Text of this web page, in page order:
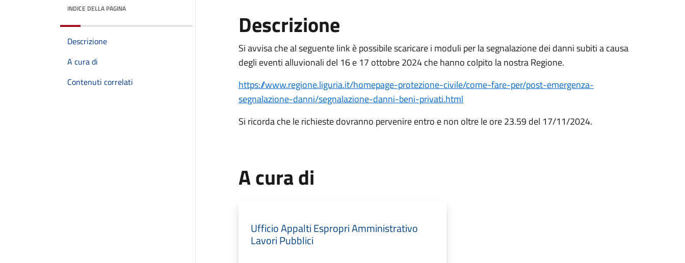
INDICE DELLA PAGINA
Descrizione
A cura di
Contenuti correlati
Descrizione
Si avvisa che al seguente link è possibile scaricare i moduli per la segnalazione dei danni subiti a causa
degli eventi alluvionali del 16 e 17 ottobre 2024 che hanno colpito la nostra Regione.
https://www.regione.liguria.it/homepage-protezione-civile/come-fare-per/post-emergenza-
segnalazione-danni/segnalazione-danni-beni-privati.html
Si ricorda che le richieste dovranno pervenire entro e non oltre le ore 23.59 del 17/11/2024.
A cura di
Ufficio Appalti Espropri Amministrativo
Lavori Pubblici